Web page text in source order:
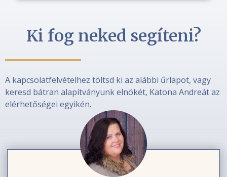
Ki fog neked segíteni?
A kapcsolatfelvételhez töltsd ki az alábbi űrlapot, vagy
keresd bátran alapítványunk elnökét, Katona Andreát az
elérhetőségei egyikén.